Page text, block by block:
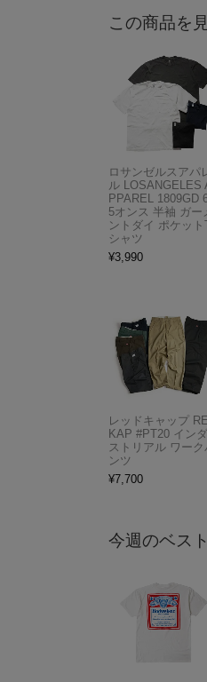
この商品を
ロサンゼルスアパ
ル LOSANGELES
PPAREL 1809GD
5オンス 半袖 ガー
ントダイ ポケット
シャツ
¥3,990
レッドキャップ
KAP #PT20 インダ
ストリアル ワーク
ンツ
¥7,700
今週のベス